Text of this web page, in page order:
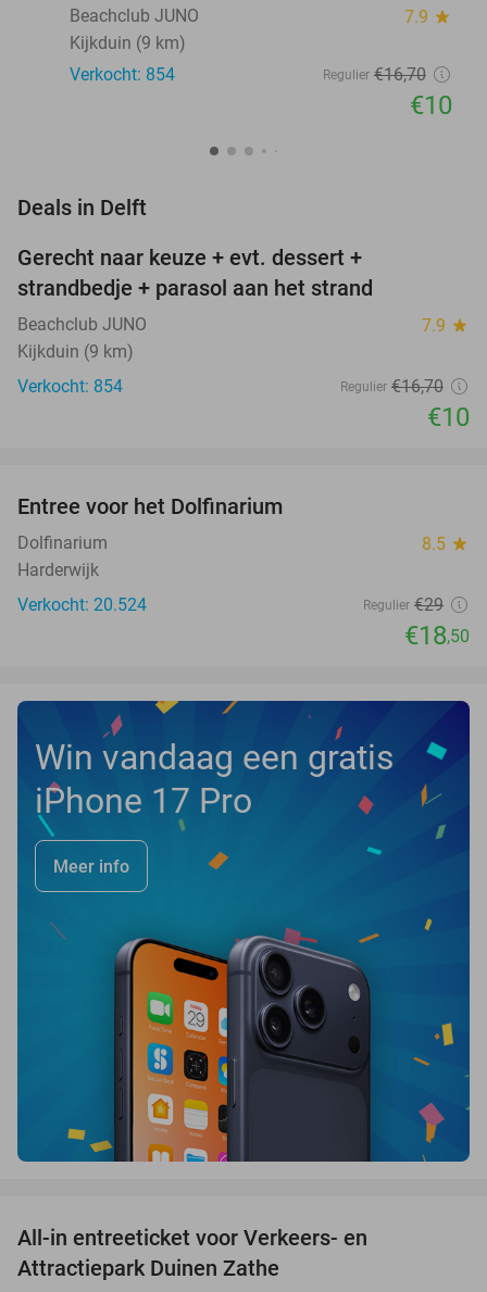
Beachclub JUNO
7.9 star
Kijkduin (9 km)
Verkocht: 854
Regulier €16,70
€10
Deals in Delft
Gerecht naar keuze + evt. dessert +
strandbedje + parasol aan het strand
Beachclub JUNO 7.9 star
Kijkduin (9 km)
Verkocht: 854
Regulier €16,70
€10
TODAY
Entree voor het Dolfinarium
Dolfinarium 8.5 star
Harderwijk
Verkocht: 20.524
Regulier €29
€18,50
Win vandaag een gratis
iPhone 17 Pro
Meer info
All-in entreeticket voor Verkeers- en
Attractiepark Duinen Zathe